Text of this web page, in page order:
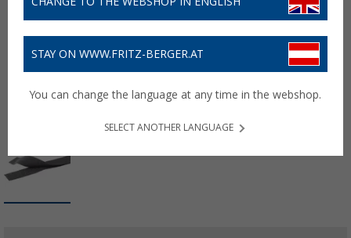
STAY ON WWW.FRITZ-BERGER.AT
You can change the language at any time in the webshop.
SELECT ANOTHER LANGUAGE